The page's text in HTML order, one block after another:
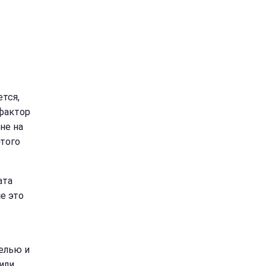
на
это
и